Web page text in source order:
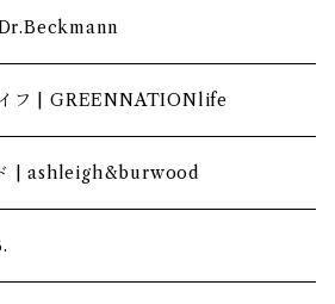
イフ | GREENNATIONlife
| ashleigh&burwood